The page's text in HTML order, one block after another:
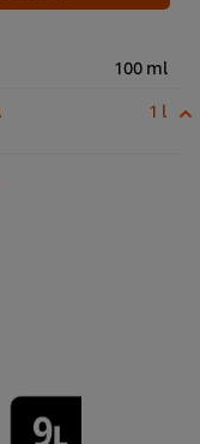
100 ml
1 l